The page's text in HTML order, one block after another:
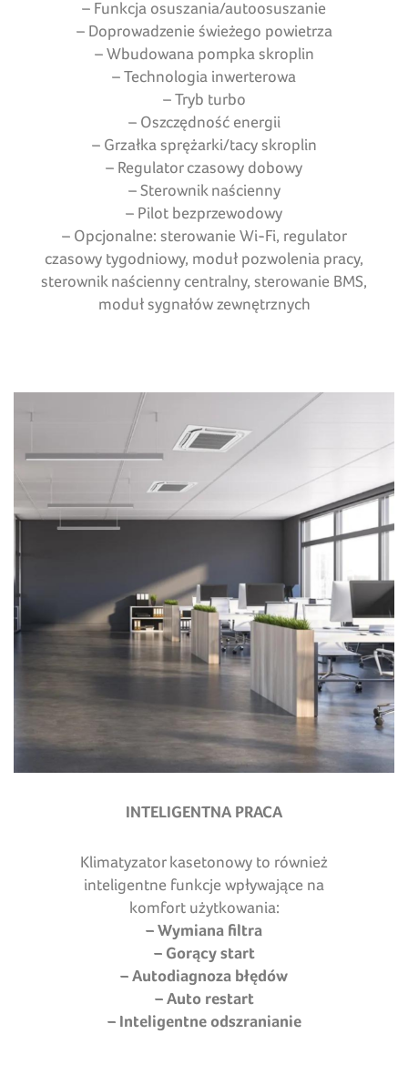
– Funkcja osuszania/autoosuszanie
– Doprowadzenie świeżego powietrza
– Wbudowana pompka skroplin
– Technologia inwerterowa
– Tryb turbo
– Oszczędność energii
– Grzałka sprężarki/tacy skroplin
– Regulator czasowy dobowy
– Sterownik naścienny
– Pilot bezprzewodowy
– Opcjonalne: sterowanie Wi-Fi, regulator
czasowy tygodniowy, moduł pozwolenia pracy,
sterownik naścienny centralny, sterowanie BMS,
moduł sygnałów zewnętrznych
INTELIGENTNA PRACA
Klimatyzator kasetonowy to również
inteligentne funkcje wpływające na
komfort użytkowania:
– Wymiana filtra
– Gorący start
– Autodiagnoza błędów
– Auto restart
– Inteligentne odszranianie